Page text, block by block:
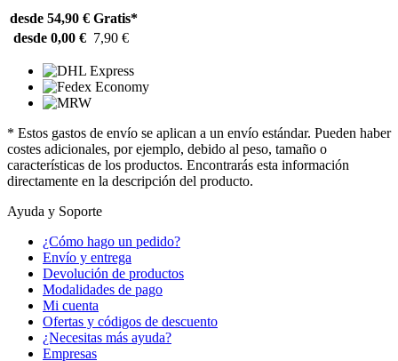
desde 54,90 € Gratis*
desde 0,00 € 7,90 €
* Estos gastos de envío se aplican a un envío estándar. Pueden haber
costes adicionales, por ejemplo, debido al peso, tamaño o
características de los productos. Encontrarás esta información
directamente en la descripción del producto.
Ayuda y Soporte
¿Cómo hago un pedido?
Envío y entrega
Devolución de productos
Modalidades de pago
Mi cuenta
Ofertas y códigos de descuento
¿Necesitas más ayuda?
Empresas